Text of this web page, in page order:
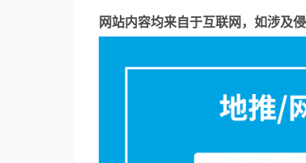
网站内容均来自于互联网，如涉及